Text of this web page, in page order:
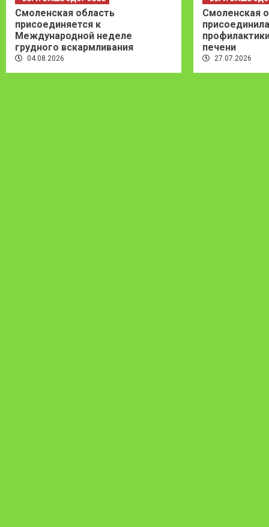
Смоленская область
присоединяется к
Международной неделе
грудного вскармливания
04.08.2026
Смоленская
печени
27.07.2026